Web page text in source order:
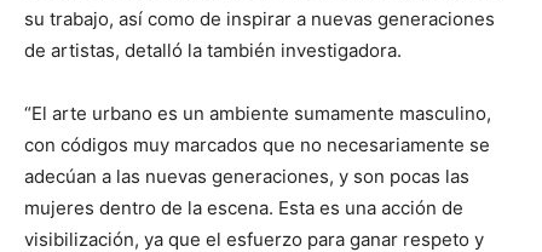
su trabajo, así como de inspirar a nuevas generaciones
de artistas, detalló la también investigadora.
“El arte urbano es un ambiente sumamente masculino,
con códigos muy marcados que no necesariamente se
adecúan a las nuevas generaciones, y son pocas las
mujeres dentro de la escena. Esta es una acción de
visibilización, ya que el esfuerzo para ganar respeto y